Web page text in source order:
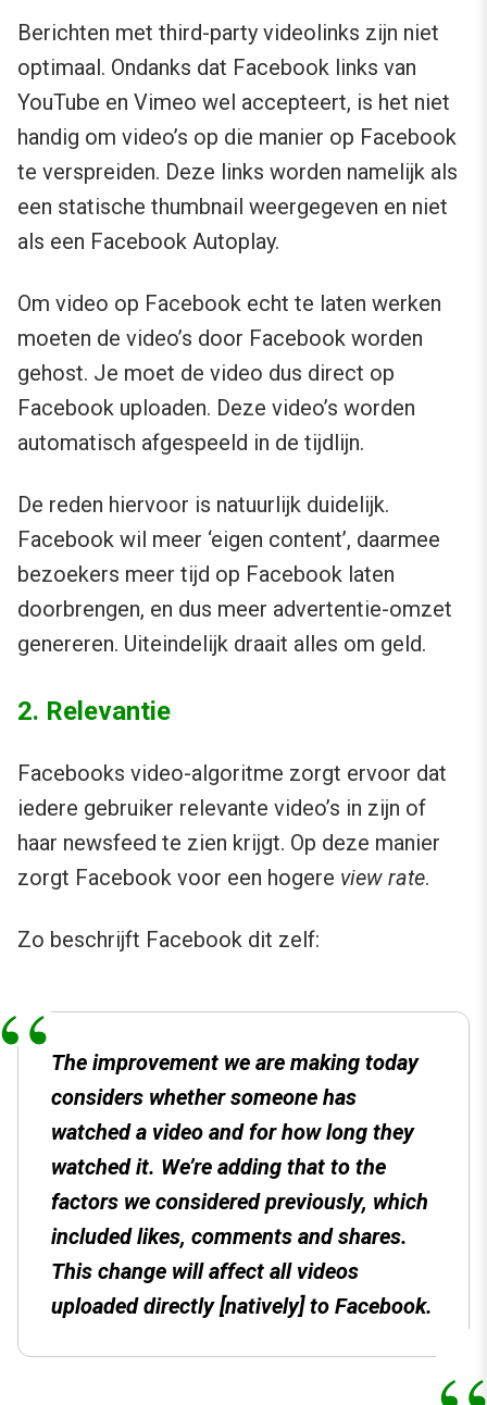
Berichten met third-party videolinks zijn niet
optimaal. Ondanks dat Facebook links van
YouTube en Vimeo wel accepteert, is het niet
handig om video’s op die manier op Facebook
te verspreiden. Deze links worden namelijk als
een statische thumbnail weergegeven en niet
als een Facebook Autoplay.
Om video op Facebook echt te laten werken
moeten de video’s door Facebook worden
gehost. Je moet de video dus direct op
Facebook uploaden. Deze video’s worden
automatisch afgespeeld in de tijdlijn.
De reden hiervoor is natuurlijk duidelijk.
Facebook wil meer ‘eigen content’, daarmee
bezoekers meer tijd op Facebook laten
doorbrengen, en dus meer advertentie-omzet
genereren. Uiteindelijk draait alles om geld.
2. Relevantie
Facebooks video-algoritme zorgt ervoor dat
iedere gebruiker relevante video’s in zijn of
haar newsfeed te zien krijgt. Op deze manier
zorgt Facebook voor een hogere view rate.
Zo beschrijft Facebook dit zelf:
The improvement we are making today
considers whether someone has
watched a video and for how long they
watched it. We’re adding that to the
factors we considered previously, which
included likes, comments and shares.
This change will affect all videos
uploaded directly [natively] to Facebook.